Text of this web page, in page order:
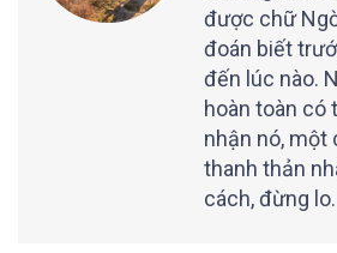
được chữ
đoán biết
đến lúc nào.
hoàn toàn có
nhận nó, một
thanh thản
cách, đừng lo.